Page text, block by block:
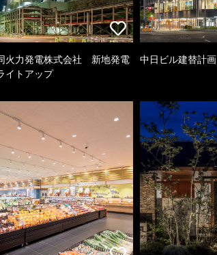
火力発電株式会社 新地発電
イトアップ
中日ビル建替計画